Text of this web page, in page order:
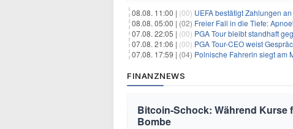
08.08. 11:00 | (00) UEFA bestätigt Zahlungen
08.08. 05:00 | (02) Freier Fall in die Tiefe:
07.08. 22:05 | (00) PGA Tour bleibt standhaft
07.08. 21:06 | (00) PGA Tour-CEO weist Gespräche
07.08. 17:59 | (04) Polnische Fahrerin siegt am
FINANZNEWS
Bitcoin-Schock: Während Kurse
Bombe